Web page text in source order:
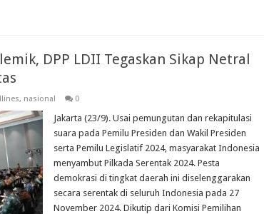
DPP LDII Tegaskan Sikap Netral
, nasional 0
Jakarta (23/9). Usai pemungutan dan rekapitulasi
suara pada Pemilu Presiden dan Wakil Presiden
serta Pemilu Legislatif 2024, masyarakat Indonesia
menyambut Pilkada Serentak 2024. Pesta
demokrasi di tingkat daerah ini diselenggarakan
secara serentak di seluruh Indonesia pada 27
November 2024. Dikutip dari Komisi Pemilihan